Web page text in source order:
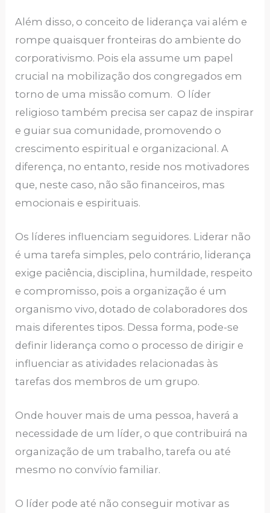
Além disso, o conceito de liderança vai além e
rompe quaisquer fronteiras do ambiente do
corporativismo. Pois ela assume um papel
crucial na mobilização dos congregados em
torno de uma missão comum. O líder
religioso também precisa ser capaz de inspirar
e guiar sua comunidade, promovendo o
crescimento espiritual e organizacional. A
diferença, no entanto, reside nos motivadores
que, neste caso, não são financeiros, mas
emocionais e espirituais.
Os líderes influenciam seguidores. Liderar não
é uma tarefa simples, pelo contrário, liderança
exige paciência, disciplina, humildade, respeito
e compromisso, pois a organização é um
organismo vivo, dotado de colaboradores dos
mais diferentes tipos. Dessa forma, pode-se
definir liderança como o processo de dirigir e
influenciar as atividades relacionadas às
tarefas dos membros de um grupo.
Onde houver mais de uma pessoa, haverá a
necessidade de um líder, o que contribuirá na
organização de um trabalho, tarefa ou até
mesmo no convívio familiar.
O líder pode até não conseguir motivar as